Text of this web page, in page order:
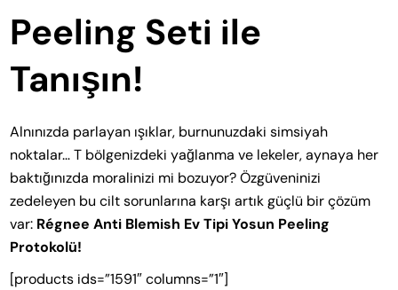
Peeling Seti ile
Tanışın!
Alnınızda parlayan ışıklar, burnunuzdaki simsiyah
noktalar… T bölgenizdeki yağlanma ve lekeler, aynaya her
baktığınızda moralinizi mi bozuyor? Özgüveninizi
zedeleyen bu cilt sorunlarına karşı artık güçlü bir çözüm
var: Régnee Anti Blemish Ev Tipi Yosun Peeling
Protokolü!
[products ids=”1591″ columns=”1″]